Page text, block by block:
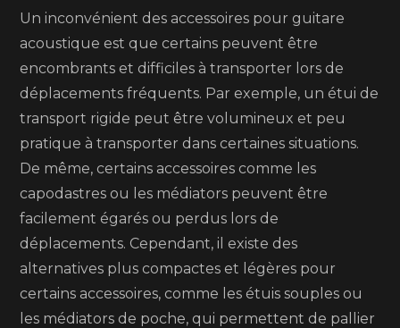
Un inconvénient des accessoires pour guitare
acoustique est que certains peuvent être
encombrants et difficiles à transporter lors de
déplacements fréquents. Par exemple, un étui de
transport rigide peut être volumineux et peu
pratique à transporter dans certaines situations.
De même, certains accessoires comme les
capodastres ou les médiators peuvent être
facilement égarés ou perdus lors de
déplacements. Cependant, il existe des
alternatives plus compactes et légères pour
certains accessoires, comme les étuis souples ou
les médiators de poche, qui permettent de pallier